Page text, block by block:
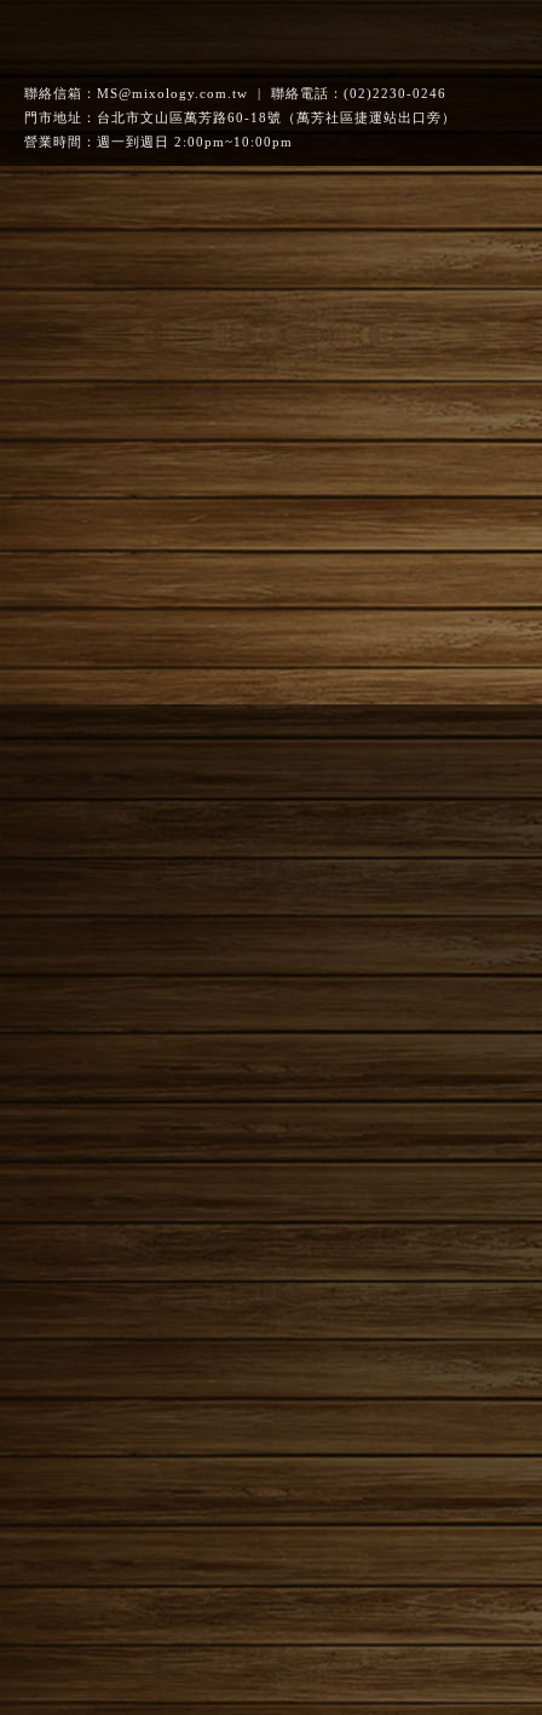
聯絡信箱： MS@mixology.com.tw | 聯絡電話：(02)2230-0246
門市地址：台北市文山區萬芳路60-18號（萬芳社區捷運站出口旁）
營業時間：週一到週日 2:00pm~10:00pm